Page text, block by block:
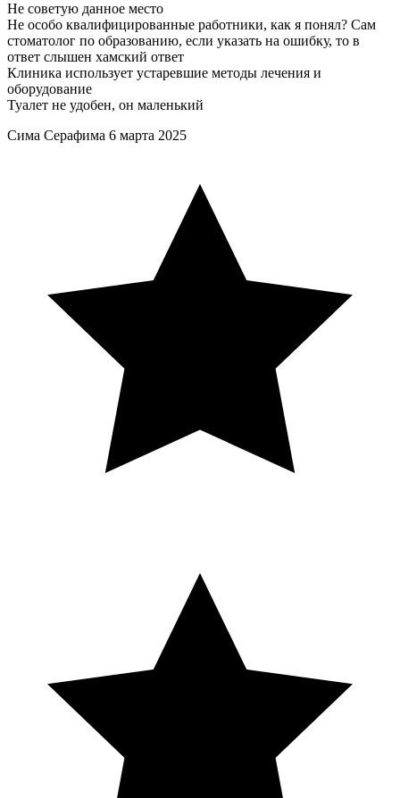
Не советую данное место
Не особо квалифицированные работники, как я понял? Сам
стоматолог по образованию, если указать на ошибку, то в
ответ слышен хамский ответ
Клиника использует устаревшие методы лечения и
оборудование
Туалет не удобен, он маленький
Сима Серафима 6 марта 2025